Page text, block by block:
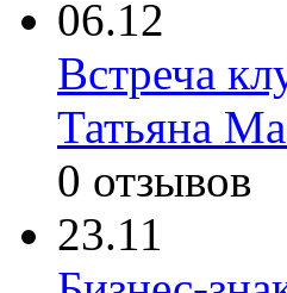
06.12
Встреча
Татьяна
0 отзывов
23.11